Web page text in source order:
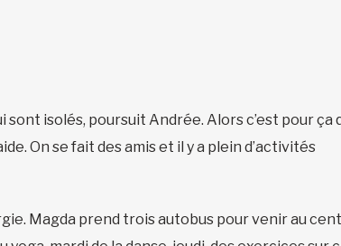
sont isolés, poursuit Andrée. Alors c’est pour ça
On se fait des amis et il y a plein d’activités
Magda prend trois autobus pour venir au